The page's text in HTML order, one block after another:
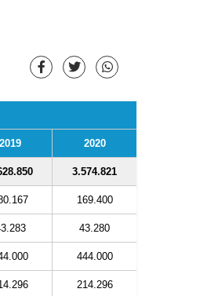
2019 2020
3.574.821
169.400
43.280
444.000
214.296